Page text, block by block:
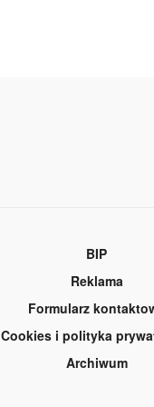
BIP
Reklama
Formularz
Cookies i polityka
Archiwum